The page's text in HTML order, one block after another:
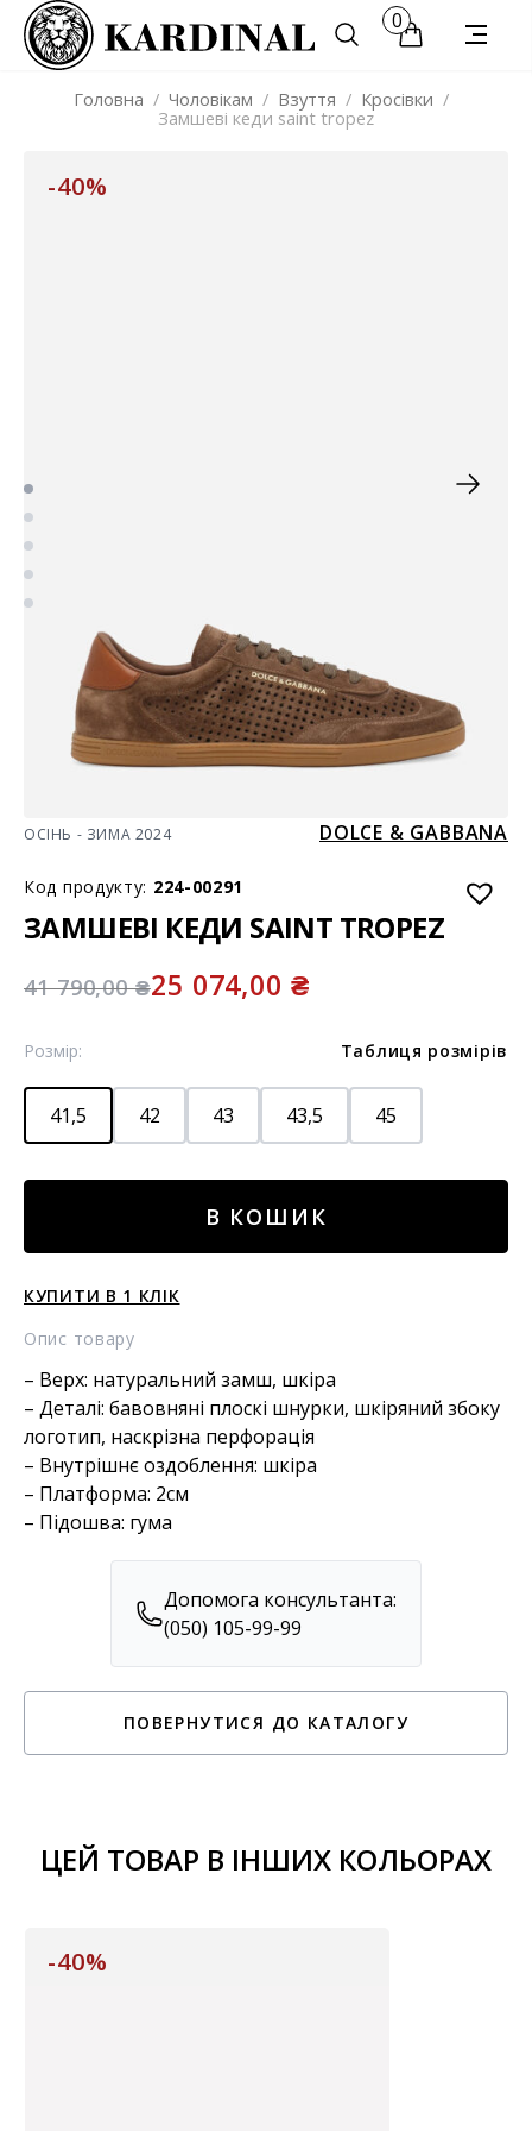
0
Головна / Чоловікам / Взуття / Кросівки /
Замшеві кеди saint tropez
-40%
ОСІНЬ - ЗИМА 2024 DOLCE & GABBANA
Код продукту: 224-00291
ЗАМШЕВІ КЕДИ SAINT TROPEZ
41 790,00₴25 074,00 ₴
Розмір: Таблиця розмірів
41,5 42 43 43,5 45
saint
кількість
В КОШИК
КУПИТИ В 1 КЛІК
Опис товару
– Верх: натуральний замш, шкіра
– Деталі: бавовняні плоскі шнурки, шкіряний збоку
логотип, наскрізна перфорація
– Внутрішнє оздоблення: шкіра
– Платформа: 2см
– Підошва: гума
Допомога консультанта:
(050) 105-99-99
ПОВЕРНУТИСЯ ДО КАТАЛОГУ
ЦЕЙ ТОВАР В ІНШИХ КОЛЬОРАХ
-40%